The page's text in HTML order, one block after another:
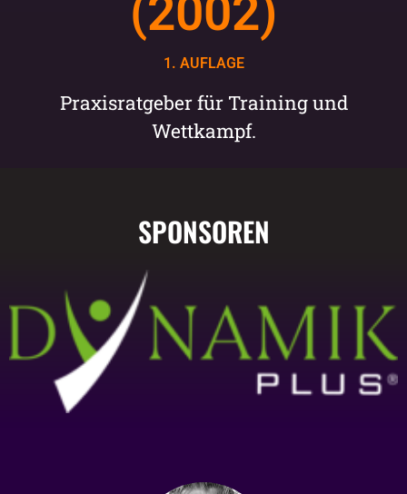
(2002)
1. AUFLAGE
Praxisratgeber für Training und
Wettkampf.
SPONSOREN